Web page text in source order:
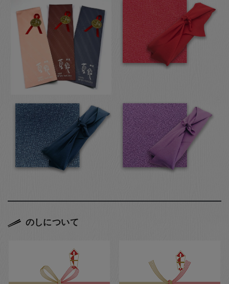
のしについて